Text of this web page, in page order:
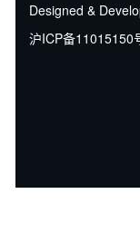
Designed &
沪ICP备11015150